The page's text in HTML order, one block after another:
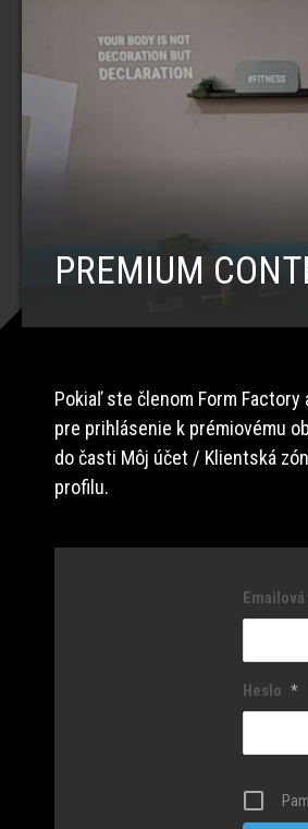
PREMIUM
Pokiaľ ste členom Form
pre prihlásenie k prémiovému
do časti Môj účet / Klientská
profilu.
Heslo *